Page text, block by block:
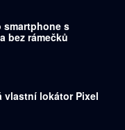
smartphone s
bez rámečků
vlastní lokátor Pixel